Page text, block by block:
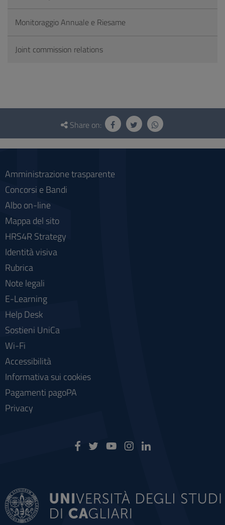
Monitoraggio Annuale e Riesame
Joint commission relations
Questionnaire
social
Share on:
Amministrazione trasparente
Concorsi e Bandi
Albo on-line
Mappa del sito
HRS4R Strategy
Identità visiva
Rubrica
Note legali
E-Learning
Help Desk
Sostieni UniCa
Wi-Fi
Accessibilità
Informativa sui cookies
Pagamenti pagoPA
Privacy